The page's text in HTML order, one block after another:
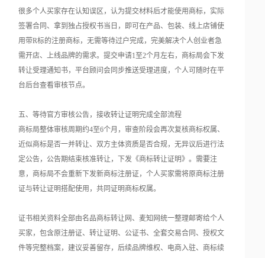
很多个人买家存在认知误区，认为提交材料后才能使用商标，实际
签署合同、拿到独占授权书当日，即可在产品、包装、线上店铺使
用带R标的注册商标，无需等待过户完成，完美解决个人创业者急
需开店、上线品牌的需求。提交申请1至2个月左右，商标局会下发
转让受理通知书，平台顾问会同步推送受理进度，个人可随时在平
台后台查看审核节点。
五、等待官方审核公告，接收转让证明完成全部流程
商标局整体审核周期约4至6个月，审查阶段会再次复核商标权属、
近似商标是否一并转让、双方主体资质是否合规，无异议后进行法
定公告，公告期结束核准转让，下发《商标转让证明》。需要注
意，商标局不会重新下发新商标注册证，个人买家需将原商标注册
证与转让证明搭配使用，共同证明商标权属。
证书相关资料全部由名品商标转让网、麦知网统一整理邮寄给个人
买家，包含原注册证、转让证明、公证书、全套交易合同、授权文
件等完整档案，建议妥善留存，后续品牌维权、电商入驻、商标续